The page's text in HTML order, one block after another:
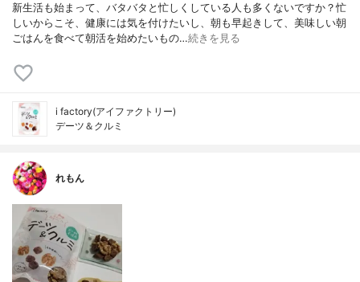
新生活も始まって、バタバタと忙しくしている人も多くないですか？忙
しいからこそ、健康には気を付けたいし、朝も早起きして、美味しい朝
ごはんを食べて朝活を始めたいもの…続きを見る
i factory(アイファクトリー)
デーツ＆クルミ
れもん